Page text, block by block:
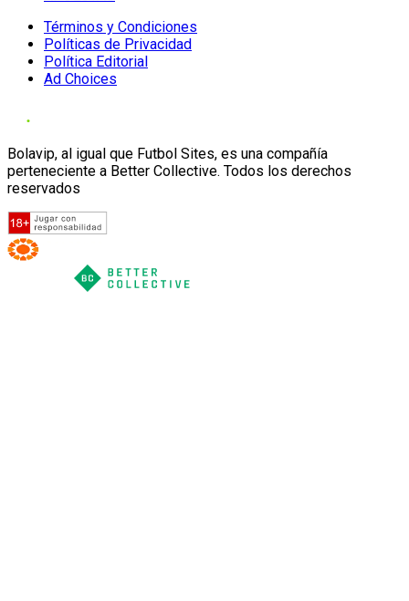
Términos y Condiciones
Políticas de Privacidad
Política Editorial
Ad Choices
Bolavip, al igual que Futbol Sites, es una compañía
perteneciente a Better Collective. Todos los derechos
reservados